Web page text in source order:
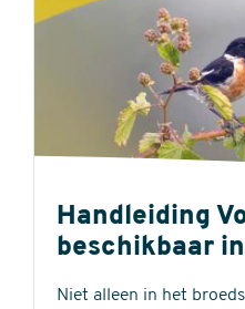
Handleiding
beschikbaar in
Niet alleen in het